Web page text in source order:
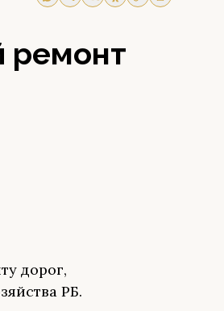
ремонт
дорог,
РБ.